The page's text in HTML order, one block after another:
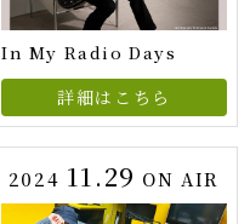
In My Radio Days
詳細はこちら
2024 11.29 ON AIR